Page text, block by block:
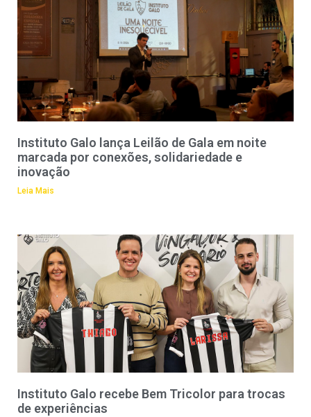
Instituto Galo lança Leilão de Gala em noite
marcada por conexões, solidariedade e
inovação
Leia Mais
Instituto Galo recebe Bem Tricolor para trocas
de experiências